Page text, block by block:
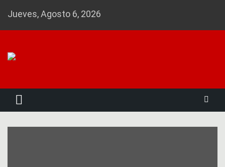
Jueves, Agosto 6, 2026